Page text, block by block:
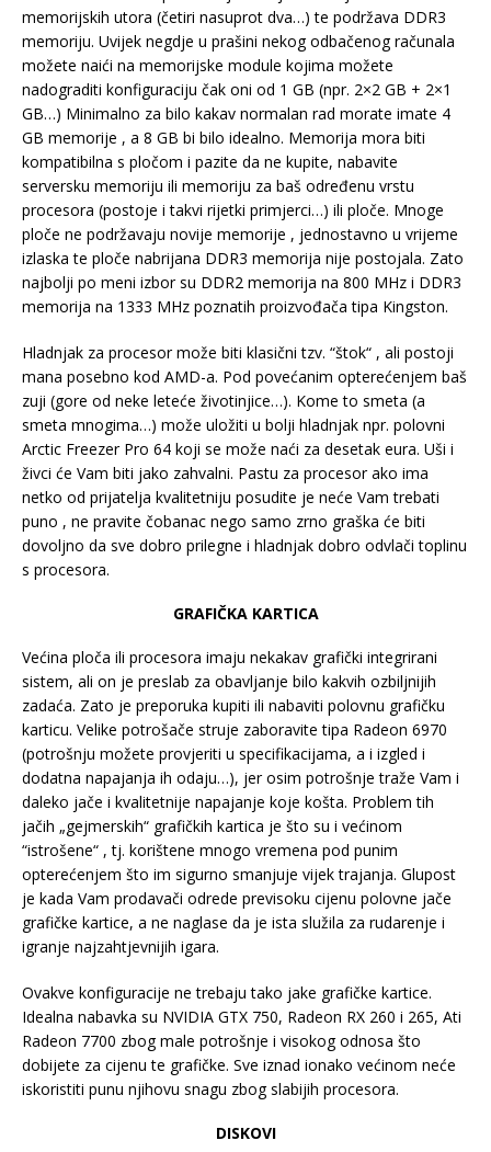
memorijskih utora (četiri nasuprot dva…) te podržava DDR3
memoriju. Uvijek negdje u prašini nekog odbačenog računala
možete naići na memorijske module kojima možete
nadograditi konfiguraciju čak oni od 1 GB (npr. 2×2 GB + 2×1
GB…) Minimalno za bilo kakav normalan rad morate imate 4
GB memorije , a 8 GB bi bilo idealno. Memorija mora biti
kompatibilna s pločom i pazite da ne kupite, nabavite
serversku memoriju ili memoriju za baš određenu vrstu
procesora (postoje i takvi rijetki primjerci…) ili ploče. Mnoge
ploče ne podržavaju novije memorije , jednostavno u vrijeme
izlaska te ploče nabrijana DDR3 memorija nije postojala. Zato
najbolji po meni izbor su DDR2 memorija na 800 MHz i DDR3
memorija na 1333 MHz poznatih proizvođača tipa Kingston.
Hladnjak za procesor može biti klasični tzv. “štok“ , ali postoji
mana posebno kod AMD-a. Pod povećanim opterećenjem baš
zuji (gore od neke leteće životinjice…). Kome to smeta (a
smeta mnogima…) može uložiti u bolji hladnjak npr. polovni
Arctic Freezer Pro 64 koji se može naći za desetak eura. Uši i
živci će Vam biti jako zahvalni. Pastu za procesor ako ima
netko od prijatelja kvalitetniju posudite je neće Vam trebati
puno , ne pravite čobanac nego samo zrno graška će biti
dovoljno da sve dobro prilegne i hladnjak dobro odvlači toplinu
s procesora.
GRAFIČKA KARTICA
Većina ploča ili procesora imaju nekakav grafički integrirani
sistem, ali on je preslab za obavljanje bilo kakvih ozbiljnijih
zadaća. Zato je preporuka kupiti ili nabaviti polovnu grafičku
karticu. Velike potrošače struje zaboravite tipa Radeon 6970
(potrošnju možete provjeriti u specifikacijama, a i izgled i
dodatna napajanja ih odaju…), jer osim potrošnje traže Vam i
daleko jače i kvalitetnije napajanje koje košta. Problem tih
jačih „gejmerskih“ grafičkih kartica je što su i većinom
“istrošene“ , tj. korištene mnogo vremena pod punim
opterećenjem što im sigurno smanjuje vijek trajanja. Glupost
je kada Vam prodavači odrede previsoku cijenu polovne jače
grafičke kartice, a ne naglase da je ista služila za rudarenje i
igranje najzahtjevnijih igara.
Ovakve konfiguracije ne trebaju tako jake grafičke kartice.
Idealna nabavka su NVIDIA GTX 750, Radeon RX 260 i 265, Ati
Radeon 7700 zbog male potrošnje i visokog odnosa što
dobijete za cijenu te grafičke. Sve iznad ionako većinom neće
iskoristiti punu njihovu snagu zbog slabijih procesora.
DISKOVI